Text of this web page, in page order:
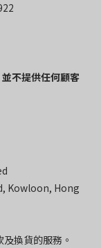
不提供任何顧客
Kowloon, Hong
換貨的服務。